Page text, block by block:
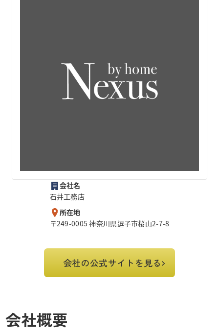
会社名
石井工務店
所在地
〒249-0005 神奈川県逗子市桜山2-7-8
会社の公式サイトを見る
会社概要